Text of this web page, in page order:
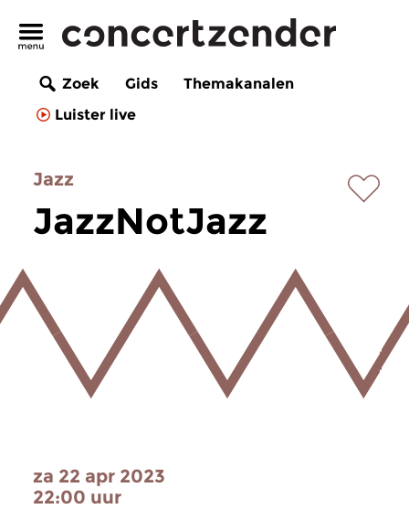
Zoek Gids
Themakanalen
Luister live
Jazz
JazzNotJazz
za 22 apr 2023
22:00 uur